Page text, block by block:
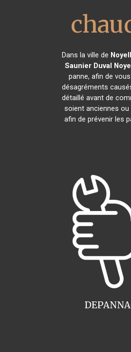
Dans la ville de
Saunier Duval
panne, afin de
désagréments
détaillé avant de
soient anciennes
afin de prévenir les